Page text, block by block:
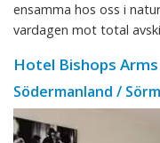
ensamma hos oss i
vardagen mot total
Hotel Bishops Arms
Södermanland /